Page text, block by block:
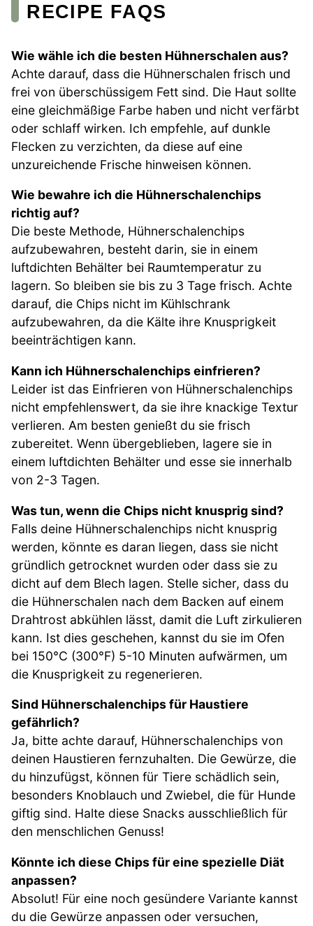
RECIPE FAQS
Wie wähle ich die besten Hühnerschalen aus?
Achte darauf, dass die Hühnerschalen frisch und
frei von überschüssigem Fett sind. Die Haut sollte
eine gleichmäßige Farbe haben und nicht verfärbt
oder schlaff wirken. Ich empfehle, auf dunkle
Flecken zu verzichten, da diese auf eine
unzureichende Frische hinweisen können.
Wie bewahre ich die Hühnerschalenchips
richtig auf?
Die beste Methode, Hühnerschalenchips
aufzubewahren, besteht darin, sie in einem
luftdichten Behälter bei Raumtemperatur zu
lagern. So bleiben sie bis zu 3 Tage frisch. Achte
darauf, die Chips nicht im Kühlschrank
aufzubewahren, da die Kälte ihre Knusprigkeit
beeinträchtigen kann.
Kann ich Hühnerschalenchips einfrieren?
Leider ist das Einfrieren von Hühnerschalenchips
nicht empfehlenswert, da sie ihre knackige Textur
verlieren. Am besten genießt du sie frisch
zubereitet. Wenn übergeblieben, lagere sie in
einem luftdichten Behälter und esse sie innerhalb
von 2-3 Tagen.
Was tun, wenn die Chips nicht knusprig sind?
Falls deine Hühnerschalenchips nicht knusprig
werden, könnte es daran liegen, dass sie nicht
gründlich getrocknet wurden oder dass sie zu
dicht auf dem Blech lagen. Stelle sicher, dass du
die Hühnerschalen nach dem Backen auf einem
Drahtrost abkühlen lässt, damit die Luft zirkulieren
kann. Ist dies geschehen, kannst du sie im Ofen
bei 150°C (300°F) 5-10 Minuten aufwärmen, um
die Knusprigkeit zu regenerieren.
Sind Hühnerschalenchips für Haustiere
gefährlich?
Ja, bitte achte darauf, Hühnerschalenchips von
deinen Haustieren fernzuhalten. Die Gewürze, die
du hinzufügst, können für Tiere schädlich sein,
besonders Knoblauch und Zwiebel, die für Hunde
giftig sind. Halte diese Snacks ausschließlich für
den menschlichen Genuss!
Könnte ich diese Chips für eine spezielle Diät
anpassen?
Absolut! Für eine noch gesündere Variante kannst
du die Gewürze anpassen oder versuchen,